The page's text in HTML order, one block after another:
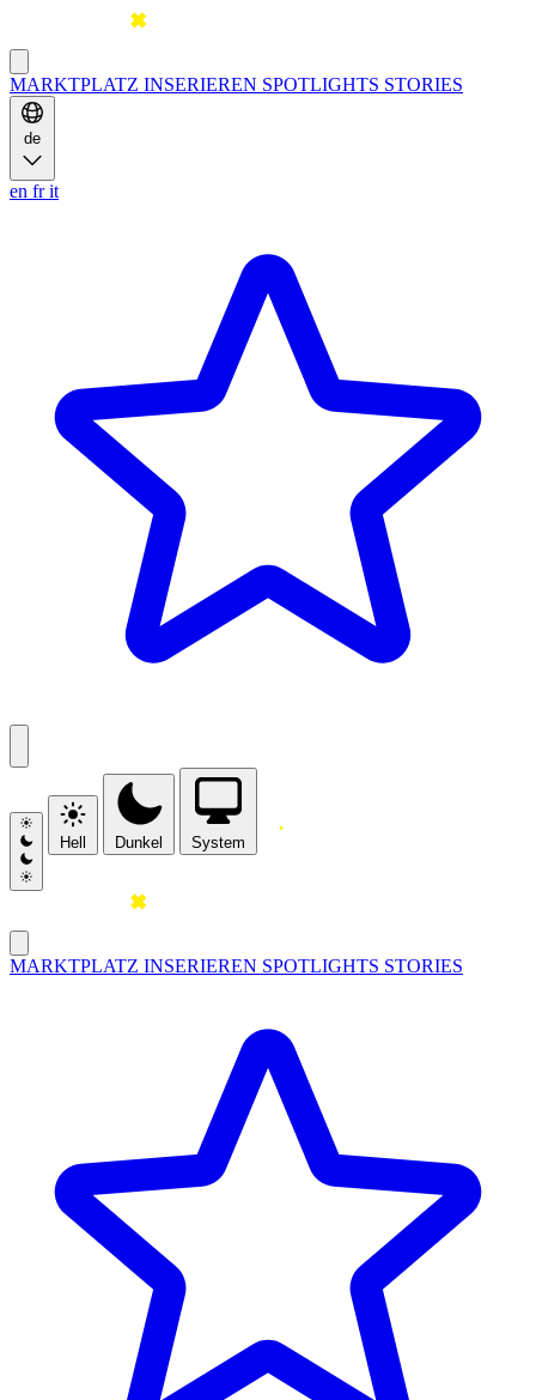
MARKTPLATZ INSERIEREN SPOTLIGHTS STORIES
de
en frit
Hell Dunkel System
MARKTPLATZ INSERIEREN SPOTLIGHTS STORIES